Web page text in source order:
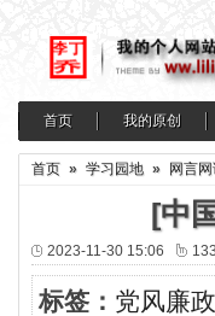
首页 我的原创
首页 » 学习园地 » 网言
[中
2023-11-30 15:06
标签： 党风廉